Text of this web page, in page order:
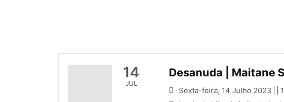
14
JUL
Desanuda | Maitane
Sexta-feira, 14 Julho 2023 ||